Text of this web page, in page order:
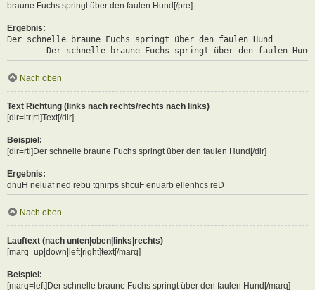
braune Fuchs springt über den faulen Hund[/pre]
Ergebnis:
Der schnelle braune Fuchs springt über den faulen Hund
	Der schnelle braune Fuchs springt über den faulen Hund
Nach oben
Text Richtung (links nach rechts/rechts nach links)
[dir=ltr|rtl]Text[/dir]
Beispiel:
[dir=rtl]Der schnelle braune Fuchs springt über den faulen Hund[/dir]
Ergebnis:
Der schnelle braune Fuchs springt über den faulen Hund
Nach oben
Lauftext (nach unten|oben|links|rechts)
[marq=up|down|left|right]text[/marq]
Beispiel:
[marq=left]Der schnelle braune Fuchs springt über den faulen Hund[/marq]